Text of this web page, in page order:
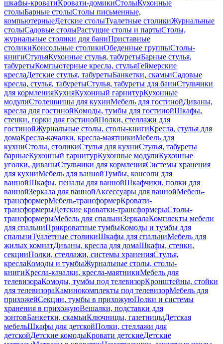
шкафы-кроватиКровати-домикиСтолыКухонные
столыБарные столыСтолы письменные,
компьютерныеДетские столыТуалетные столикиЖурнальные
столыСадовые столыРастущие столы и партыСтолы,
журнальные столики для баниПриставные
столикиКонсольные столикиОбеденные группыСтолы-
книгиСтульяКухонные стулья, табуретыБарные стулья,
табуретыКомпьютерные кресла, стульяГеймерские
креслаДетские стулья, табуретыБанкетки, скамьиСадовые
кресла, стулья, табуретыСтулья, табуреты для баниСтульчики
для кормленияКухняКухонный гарнитурКухонные
модулиСтолешницы для кухниМебель для гостинойДиваны,
кресла для гостинойКомоды, тумбы для гостинойШкафы,
стенки, горки для гостинойПолки, стеллажи для
гостинойЖурнальные столы, столы-книгиКресла, стулья для
домаКресла-качалки, кресла-маятникиМебель для
кухниСтолы, столикиСтулья для кухниСтулья, табуреты
барныеКухонный гарнитурКухонные модулиКухонные
уголки, диваныСтульчики для кормленияСистемы хранения
для кухниМебель для ваннойТумбы, консоли для
ваннойШкафы, пеналы для ваннойШкафчики, полки для
ваннойЗеркала для ваннойАксессуары для ваннойМебель-
трансформерМебель-трансформерКровати-
трансформерыДетские кроватки-трансформерыСтолы-
трансформерыМебель для спальниЗеркалаКомплекты мебели
для спальниПрикроватные тумбыКомоды и тумбы для
спальниТуалетные столикиШкафы для спальниМебель для
жилых комнатДиваны, кресла для домаШкафы, стенки,
секцииПолки, стеллажи, системы храненияСтулья,
креслаКомоды и тумбыЖурнальные столы, столы-
книгиКресла-качалки, кресла-маятникиМебель для
телевизораКомоды, тумбы под телевизорКронштейны, стойки
для телевизораКаминокомплекты под телевизорМебель для
прихожейСекции, тумбы в прихожуюПолки и системы
хранения в прихожуюВешалки, подставки для
зонтовБанкетки, скамьиКлючницы, газетницыДетская
мебельШкафы для детскойПолки, стеллажи для
детскойДетские комодыКровати детскиеДетские